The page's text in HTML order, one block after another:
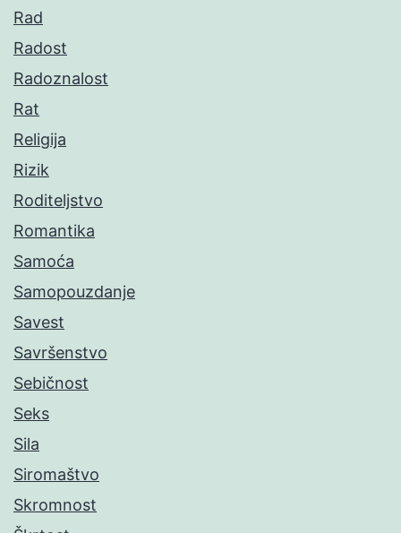
Rad
Radost
Radoznalost
Rat
Religija
Rizik
Roditeljstvo
Romantika
Samoća
Samopouzdanje
Savest
Savršenstvo
Sebičnost
Seks
Sila
Siromaštvo
Skromnost